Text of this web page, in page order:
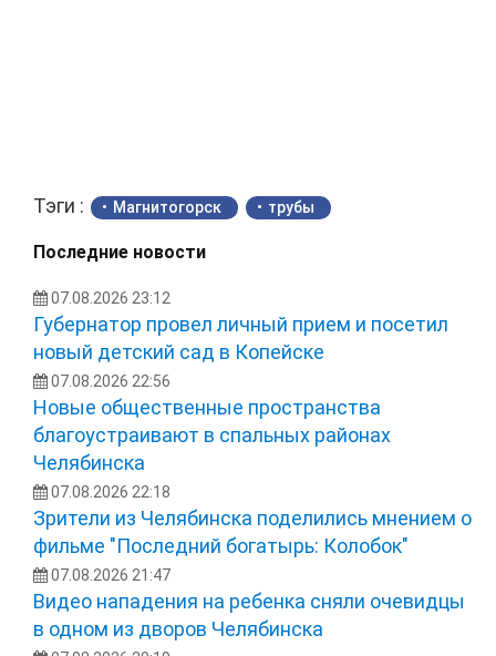
Тэги : Магнитогорск трубы
Последние новости
07.08.2026 23:12
Губернатор провел личный прием и посетил
новый детский сад в Копейске
07.08.2026 22:56
Новые общественные пространства
благоустраивают в спальных районах
Челябинска
07.08.2026 22:18
Зрители из Челябинска поделились мнением о
фильме "Последний богатырь: Колобок"
07.08.2026 21:47
Видео нападения на ребенка сняли очевидцы
в одном из дворов Челябинска